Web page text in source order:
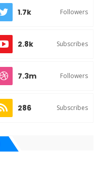
1.7k Followers
2.8k Subscribes
7.3m Followers
286 Subscribes